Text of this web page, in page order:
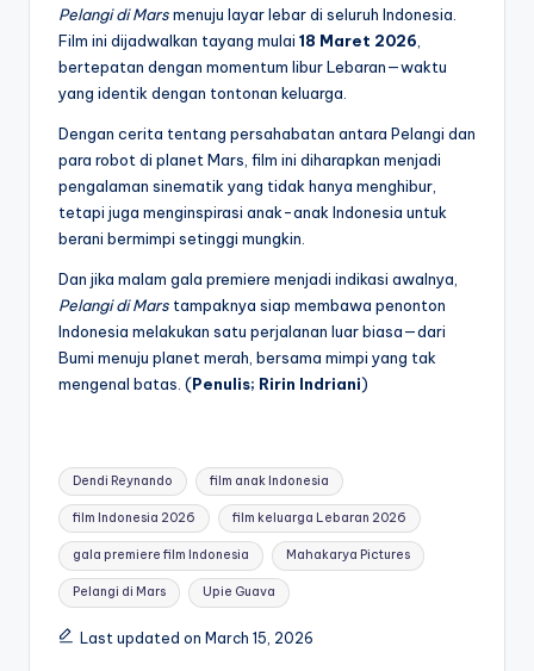
Pelangi di Marsmenuju layar lebar di seluruh Indonesia.
Film ini dijadwalkan tayang mulai 18 Maret 2026
bertepatan dengan momentum libur Lebaran—waktu
yang identik dengan tontonan keluarga.
Dengan cerita tentang persahabatan antara Pelangi dan
para robot di planet Mars, film ini diharapkan menjadi
pengalaman sinematik yang tidak hanya menghibur,
tetapi juga menginspirasi anak-anak Indonesia untuk
berani bermimpi setinggi mungkin.
Dan jika malam gala premiere menjadi indikasi awalnya,
Pelangi di Mars tampaknya siap membawa penonton
Indonesia melakukan satu perjalanan luar biasa—dari
Bumi menuju planet merah, bersama mimpi yang tak
mengenal batas. (Penulis; Ririn Indriani)
Tags:
Dendi Reynando film anak Indonesia
film Indonesia 2026 film keluarga Lebaran 2026
gala premiere film Indonesia Mahakarya Pictures
Pelangi di Mars Upie Guava
Last updated on March 15, 2026